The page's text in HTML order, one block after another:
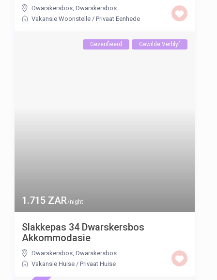
Dwarskersbos,Dwarskersbos
Vakansie Woonstelle /Privaat Eenhede
1.715 ZAR/night
Geverifieerd Gewilde Verblyf
Slakkepas 34 Dwarskersbos
Akkommodasie
Dwarskersbos,Dwarskersbos
Vakansie Huise /Privaat Huise